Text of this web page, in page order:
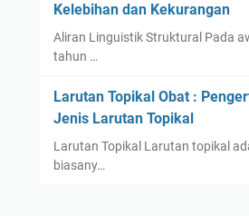
Kelebihan dan Kekurangan
Aliran Linguistik Struktural Pada
tahun …
Larutan Topikal Obat :
Jenis Larutan Topikal
Larutan Topikal Larutan topikal
biasany…